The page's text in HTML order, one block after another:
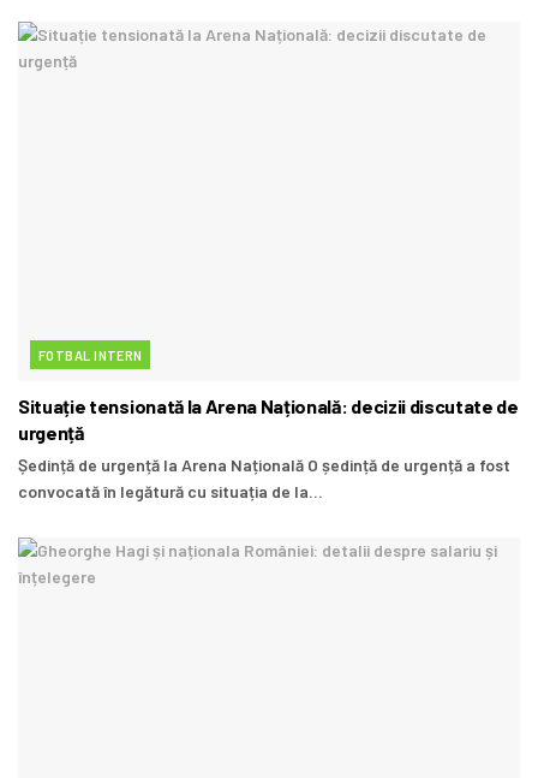
FOTBAL INTERN
Situație tensionată la Arena Națională: decizii discutate de
urgență
Ședință de urgență la Arena Națională O ședință de urgență a fost
convocată în legătură cu situația de la...